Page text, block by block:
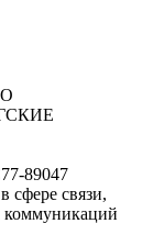
89047
сфере связи,